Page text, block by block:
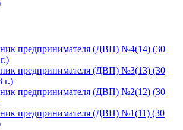
предпринимателя (ДВП) №4(14) (30
предпринимателя (ДВП) №3(13) (30
г.)
предпринимателя (ДВП) №2(12) (30
предпринимателя (ДВП) №1(11) (30